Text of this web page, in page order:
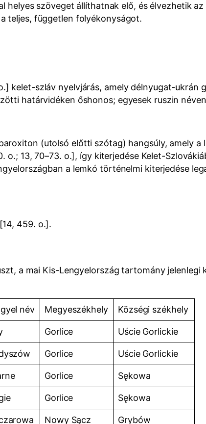
helyes szöveget állíthatnak elő, és élvezhetik
teljes, független folyékonyságot.
kelet-szláv nyelvjárás, amely délnyugat-ukrán
határvidéken őshonos; egyesek ruszin
(utolsó előtti szótag) hangsúly, amely a
o.; 13, 70–73. o.], így kiterjedése Kelet-
a lemkó történelmi kiterjedése
459. o.].
a mai Kis-Lengyelország tartomány jelenlegi
név Megyeszékhely Községi székhely
Gorlice Uście Gorlickie
Gorlice Uście Gorlickie
Gorlice Sękowa
Gorlice Sękowa
Nowy Sącz Grybów